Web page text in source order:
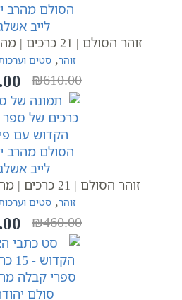
זוהר הסולם | 21 כרכים | מהדורת כיס (כ.קשה)
זוהר,סטים
₪610.00
היה:
הוא:
זוהר הסולם | 21 כרכים | מהדורת כיס (כ.רכה)
זוהר,סטים
₪460.00
היה:
הוא: